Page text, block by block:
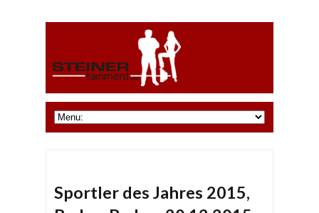
Sportler des Jahres 2015,